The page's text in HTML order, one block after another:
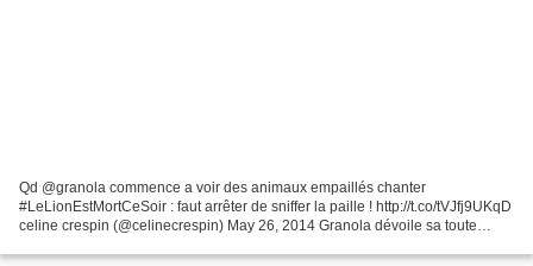
Qd @granola commence a voir des animaux empaillés chanter
#LeLionEstMortCeSoir : faut arrêter de sniffer la paille ! http://t.co/tVJfj9UKqD
celine crespin (@celinecrespin) May 26, 2014 Granola dévoile sa toute